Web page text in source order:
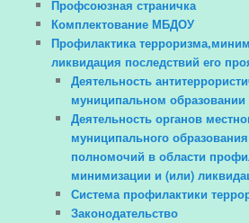
Профсоюзная страничка
Комплектование МБДОУ
Профилактика
ликвидация последствий его
Деятельность
муниципальном образовании
Деятельность органов
муниципального
полномочий в области
минимизации и (или)
Система профилактики
Законодательство